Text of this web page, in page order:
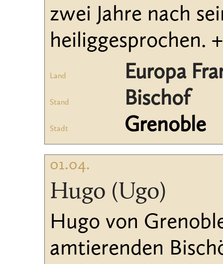
zwei Jahre nach
heiliggesprochen. +
Land Europa
Stand Bischof
Stadt Grenoble
01.04.
Hugo (Ugo)
Hugo von
amtierenden